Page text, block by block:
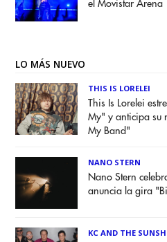
el Movistar Arena
LO MÁS NUEVO
THIS IS LORELEI
This Is Lorelei
My" y anticipa su
My Band"
NANO STERN
Nano Stern
anuncia la gira
KC AND THE